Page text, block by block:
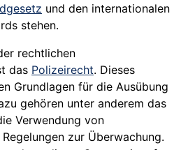
und den internationalen
stehen.
rechtlichen
das Polizeirecht. Dieses
Grundlagen für die Ausübung
gehören unter anderem das
Verwendung von
zur Überwachung.